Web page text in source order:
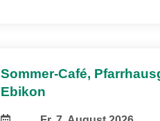
Sommer-Café,
Ebikon